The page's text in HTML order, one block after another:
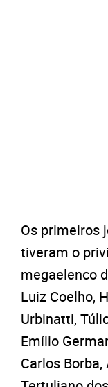
Os primeiros
tiveram o
megaelenco
Luiz Coelho,
Urbinatti,
Emílio
Carlos Borba,